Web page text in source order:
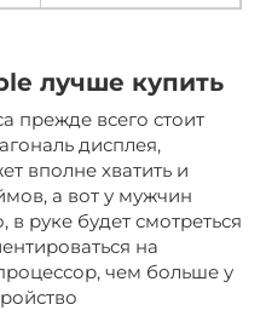
лучше купить
прежде всего стоит
дисплея,
вполне хватить и
а вот у мужчин
в руке будет смотреться
на
чем больше у